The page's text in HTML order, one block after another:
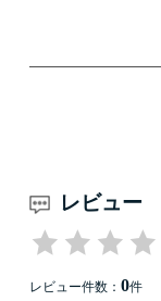
レビュー
レビュー件数： 0件